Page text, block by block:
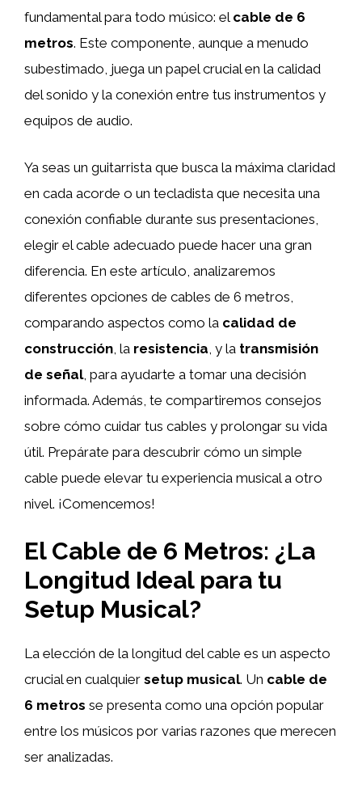
fundamental para todo músico: el cable de 6
metros. Este componente, aunque a menudo
subestimado, juega un papel crucial en la calidad
del sonido y la conexión entre tus instrumentos y
equipos de audio.
Ya seas un guitarrista que busca la máxima claridad
en cada acorde o un tecladista que necesita una
conexión confiable durante sus presentaciones,
elegir el cable adecuado puede hacer una gran
diferencia. En este artículo, analizaremos
diferentes opciones de cables de 6 metros,
comparando aspectos como la calidad de
construcción , la resistencia , y la transmisión
de señal, para ayudarte a tomar una decisión
informada. Además, te compartiremos consejos
sobre cómo cuidar tus cables y prolongar su vida
útil. Prepárate para descubrir cómo un simple
cable puede elevar tu experiencia musical a otro
nivel. ¡Comencemos!
El Cable de 6 Metros: ¿La
Longitud Ideal para tu
Setup Musical?
La elección de la longitud del cable es un aspecto
crucial en cualquier setup musical. Un cable de
6 metros se presenta como una opción popular
entre los músicos por varias razones que merecen
ser analizadas.